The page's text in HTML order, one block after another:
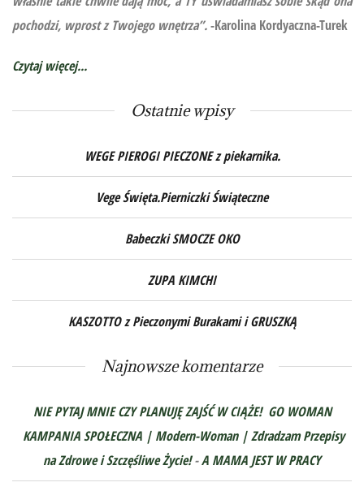
pochodzi, wprost z Twojego wnętrza”.-Karolina Kordyaczna-Turek
Czytaj więcej...
Ostatnie wpisy
WEGE PIEROGI PIECZONE z piekarnika.
Vege Święta.Pierniczki Świąteczne
Babeczki SMOCZE OKO
ZUPA KIMCHI
KASZOTTO z Pieczonymi Burakami i GRUSZKĄ
Najnowsze komentarze
NIE PYTAJ MNIE CZY PLANUJĘ ZAJŚĆ W CIĄŻE! GO WOMAN
KAMPANIA SPOŁECZNA | Modern-Woman | Zdradzam Przepisy
na Zdrowe i Szczęśliwe Życie!-A MAMA JEST W PRACY